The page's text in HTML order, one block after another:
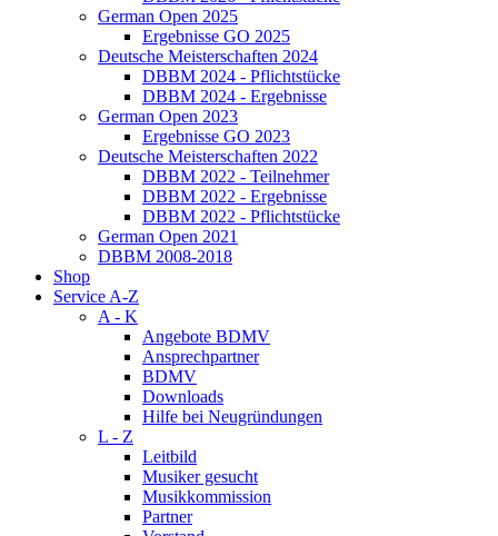
German Open 2025
Ergebnisse GO 2025
Deutsche Meisterschaften 2024
DBBM 2024 - Pflichtstücke
DBBM 2024 - Ergebnisse
German Open 2023
Ergebnisse GO 2023
Deutsche Meisterschaften 2022
DBBM 2022 - Teilnehmer
DBBM 2022 - Ergebnisse
DBBM 2022 - Pflichtstücke
German Open 2021
DBBM 2008-2018
Shop
Service A-Z
A - K
Angebote BDMV
Ansprechpartner
BDMV
Downloads
Hilfe bei Neugründungen
L - Z
Leitbild
Musiker gesucht
Musikkommission
Partner